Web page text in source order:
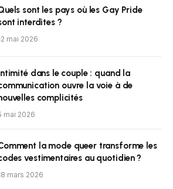
sont les pays où les Gay Pride
interdites ?
mai 2026
Intimité dans le couple : quand la
ouvre la voie à de
complicités
mai 2026
la mode queer transforme les
vestimentaires au quotidien ?
mars 2026